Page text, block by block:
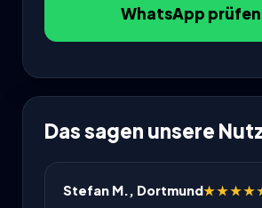
WhatsApp
Das sagen unsere
Stefan M., Dortmund